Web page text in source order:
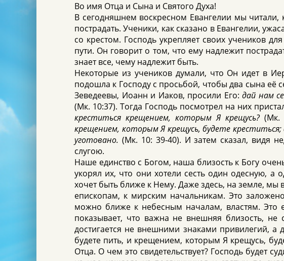
Во имя Отца и Сына и Святого Духа!
В сегодняшнем воскресном Евангелии мы
пострадать. Ученики, как сказано в Евангелии,
со крестом. Господь укрепляет своих учеников
пути. Он говорит о том, что ему надлежит
знает все, чему надлежит быть.
Некоторые из учеников думали, что Он идет в
подошла к Господу с просьбой, чтобы два сына её
Зеведеевы, Иоанн и Иаков, просили Его:дай нам
(Мк. 10:37). Тогда Господь посмотрел на них
креститься крещением, которым Я крещусь?(Мк.
крещением, которым Я крещусь, будете
уготовано. (Мк. 10: 39-40). И затем сказал, видя
слугою.
Наше единство с Богом, наша близость к Богу
укорял их, что они хотели сесть один одесную, а
хочет быть ближе к Нему. Даже здесь, на земле, мы
епископам, к мирским начальникам. Это
можно ближе к небесным началам, властям. Это
показывает, что важна не внешняя близость, не
достигается не внешними знаками привилегий, а
будете пить, и крещением, которым Я крещусь,
Отца. О чем это свидетельствует? Господь будет